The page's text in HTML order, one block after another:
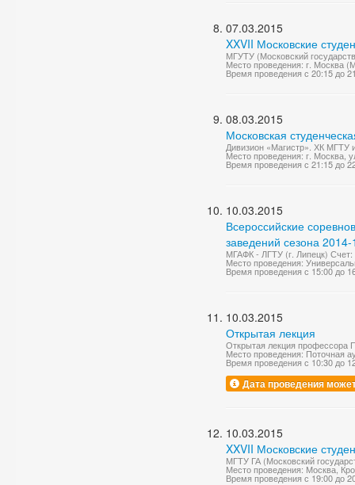
07.03.2015
XXVII Московские
МГУТУ (Московский
Место проведения: г. Москва
Время проведения с 20:15 до
08.03.2015
Московская
Дивизион «Магистр». ХК
Место проведения: г. Москва,
Время проведения с 21:15 до
10.03.2015
Всероссийские
заведений сезона
МГАФК - ЛГТУ (г. Липецк) Счет:
Место проведения:
Время проведения с 15:00 до
10.03.2015
Открытая лекция
Открытая лекция профессора
Место проведения: Поточная
Время проведения с 10:30 до
Дата проведения
10.03.2015
XXVII Московские
МГТУ ГА (Московский
Место проведения: Москва,
Время проведения с 19:00 до